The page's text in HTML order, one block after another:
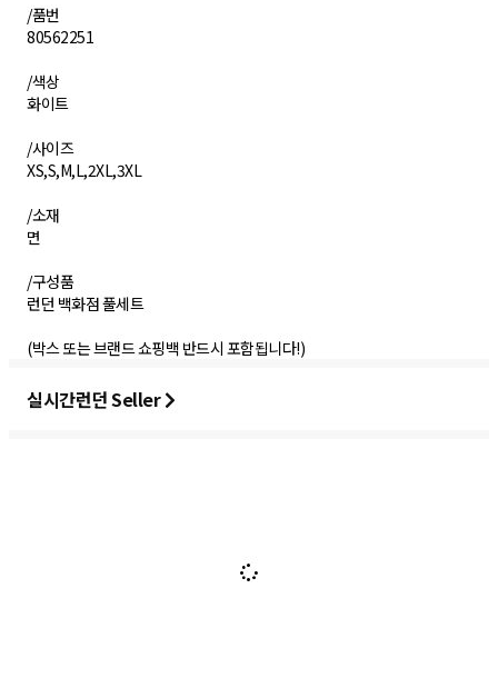
/품번
80562251
/색상
화이트
/사이즈
XS,S,M,L,2XL,3XL
/소재
면
/구성품
런던 백화점 풀세트
(박스 또는 브랜드 쇼핑백 반드시 포함됩니다!)
실시간런던 Seller